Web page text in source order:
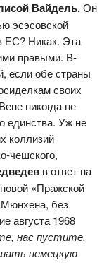
Вайдель.Он
эсэсовской
ЕС? Никак. Эта
правыми. В-
если обе страны
своих
никогда не
единства. Уж не
коллизий
чешского,
в ответ на
«Пражской
без
августа 1968
нас пустите,
немецкую